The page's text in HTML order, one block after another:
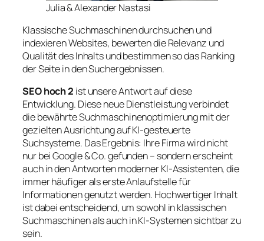
Julia & Alexander Nastasi
Klassische Suchmaschinen durchsuchen und
indexieren Websites, bewerten die Relevanz und
Qualität des Inhalts und bestimmen so das Ranking
der Seite in den Suchergebnissen.
SEO hoch 2 ist unsere Antwort auf diese
Entwicklung. Diese neue Dienstleistung verbindet
die bewährte Suchmaschinenoptimierung mit der
gezielten Ausrichtung auf KI-gesteuerte
Suchsysteme. Das Ergebnis: Ihre Firma wird nicht
nur bei Google & Co. gefunden – sondern erscheint
auch in den Antworten moderner KI-Assistenten, die
immer häufiger als erste Anlaufstelle für
Informationen genutzt werden. Hochwertiger Inhalt
ist dabei entscheidend, um sowohl in klassischen
Suchmaschinen als auch in KI-Systemen sichtbar zu
sein.